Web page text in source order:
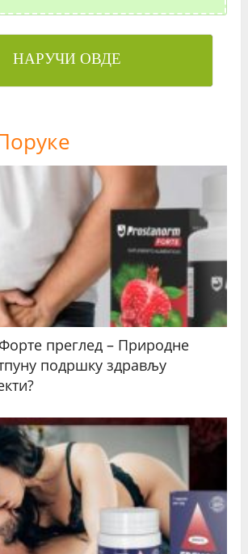
НАРУЧИ ОВДЕ
преглед – Природне
подршку здрављу